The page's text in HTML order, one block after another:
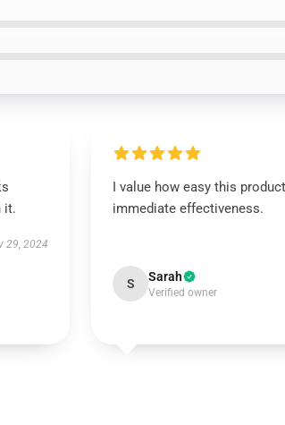
it.
29, 2024
I value how easy this
immediate effectiveness.
S Sarah
Verified owner